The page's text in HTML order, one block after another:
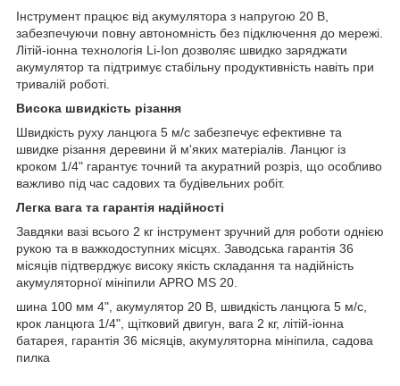
Інструмент працює від акумулятора з напругою 20 В,
забезпечуючи повну автономність без підключення до мережі.
Літій-іонна технологія Li-Ion дозволяє швидко заряджати
акумулятор та підтримує стабільну продуктивність навіть при
тривалій роботі.
Висока швидкість різання
Швидкість руху ланцюга 5 м/с забезпечує ефективне та
швидке різання деревини й м'яких матеріалів. Ланцюг із
кроком 1/4" гарантує точний та акуратний розріз, що особливо
важливо під час садових та будівельних робіт.
Легка вага та гарантія надійності
Завдяки вазі всього 2 кг інструмент зручний для роботи однією
рукою та в важкодоступних місцях. Заводська гарантія 36
місяців підтверджує високу якість складання та надійність
акумуляторної мініпили APRO MS 20.
шина 100 мм 4", акумулятор 20 В, швидкість ланцюга 5 м/с,
крок ланцюга 1/4", щітковий двигун, вага 2 кг, літій-іонна
батарея, гарантія 36 місяців, акумуляторна мініпила, садова
пилка